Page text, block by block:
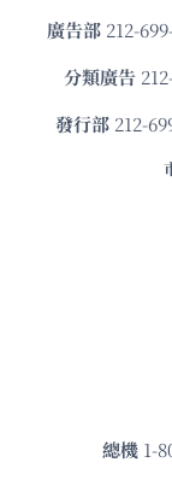
廣告部212-
分類廣告
發⾏部 212-
總機 1-